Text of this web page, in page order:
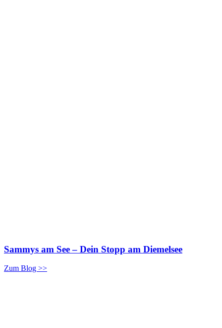
Sammys am See – Dein Stopp am Diemelsee
Zum Blog >>